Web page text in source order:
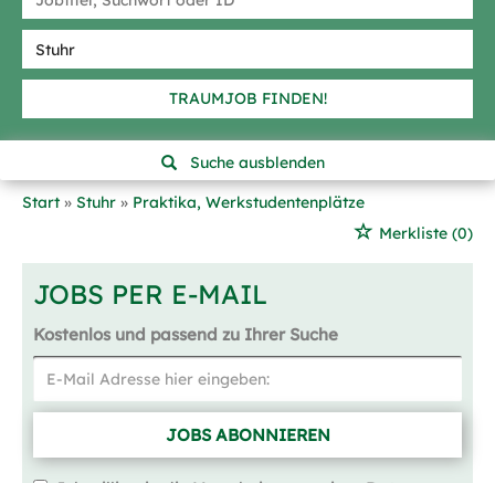
TRAUMJOB FINDEN!
Suche ausblenden
Start
Stuhr
Praktika, Werkstudentenplätze
Merkliste (0)
JOBS PER E-MAIL
Kostenlos und passend zu Ihrer Suche
JOBS ABONNIEREN